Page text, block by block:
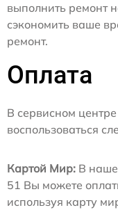
выполнить ремонт
сэкономить ваше
ремонт.
Оплата
В сервисном
воспользоваться
Картой Мир: В
51 Вы можете
используя карту